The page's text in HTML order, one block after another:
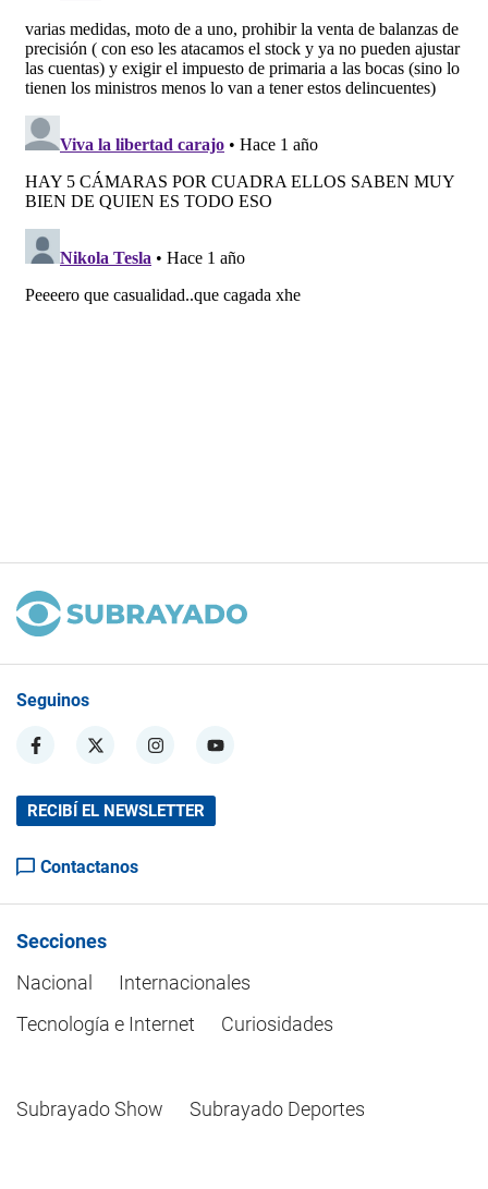
Seguinos
RECIBÍ EL NEWSLETTER
Contactanos
Secciones
Nacional
Internacionales
Tecnología e Internet
Curiosidades
Subrayado Show Subrayado Deportes